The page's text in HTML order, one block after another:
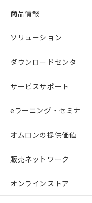
商品情報
ソリューション
ダウンロードセンタ
サービスサポート
eラーニング・セミナ
オムロンの提供価値
販売ネットワーク
オンラインストア